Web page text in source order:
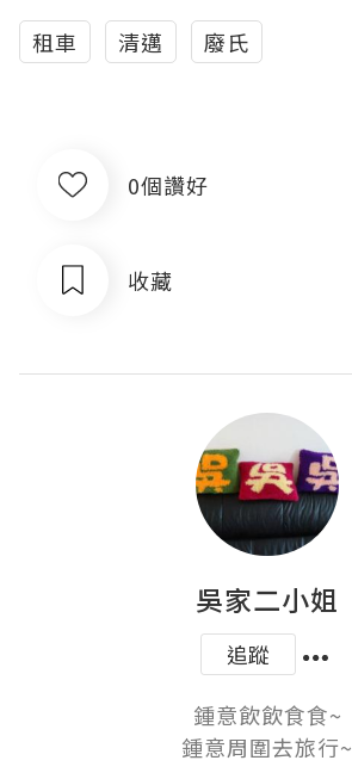
租車 清邁 廢氏
0個讚好
收藏
吳家二小姐
追蹤
鍾意飲飲食食~
鍾意周圍去旅行~